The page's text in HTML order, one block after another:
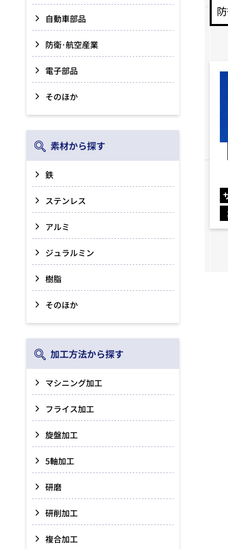
自動車部品
防衛･航空産業
電子部品
そのほか
素材から探す
鉄
ステンレス
アルミ
ジュラルミン
樹脂
そのほか
加工方法から探す
マシニング加工
フライス加工
旋盤加工
5軸加工
研磨
研削加工
複合加工